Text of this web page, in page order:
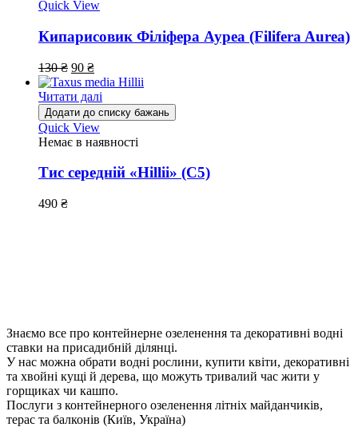
Quick View
Кипарисовик Філіфера Ауреа (Filifera Aurea)
130₴ 90 ₴
Читати далі
Додати до списку бажань
Quick View
Немає в наявності
Тис середній «Hillii» (С5)
490 ₴
Знаємо все про контейнерне озеленення та декоративні водні
ставки на присадибній ділянці.
У нас можна обрати водні рослини, купити квіти, декоративні
та хвойні кущі й дерева, що можуть тривалий час жити у
горщиках чи кашпо.
Послуги з контейнерного озеленення літніх майданчиків,
терас та балконів (Київ, Україна)